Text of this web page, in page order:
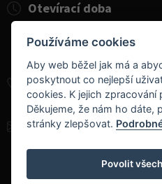
+420 284 826 787
+420 604 728 042
info@boatpark.cz
Otevírací doba
Úterý - Pátek
10:00 - 19:00
Sobota
9:00 - 14:00
Používáme cookies
Aby web běžel jak má a
poskytnout co nejlepší
cookies. K jejich zpracování
Děkujeme, že nám ho dáte,
stránky zlepšovat.
Povolit